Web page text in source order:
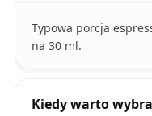
Typowa porcja
na 30 ml.
Kiedy warto